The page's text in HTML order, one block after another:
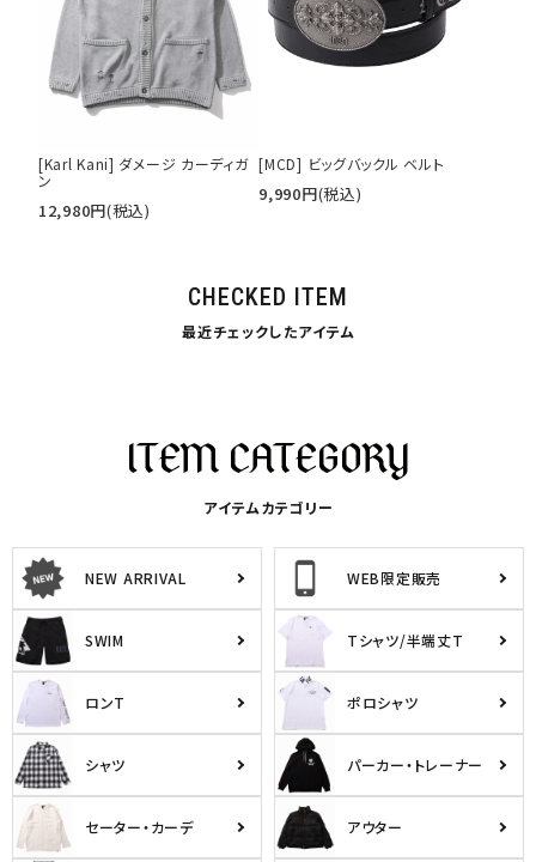
[Karl Kani] ダメージ カーディガ
ン
12,980円(税込)
[MCD] ビッグバックル ベルト
9,990円(税込)
CHECKED ITEM
最近チェックしたアイテム
アイテムカテゴリー
NEW ARRIVAL WEB限定販売
SWIM Tシャツ/半端丈T
ロンT ポロシャツ
シャツ パーカー・トレーナー
セーター・カーデ アウター